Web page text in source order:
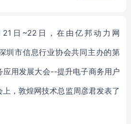
日~22日，在由亿邦动力网
圳市信息行业协会共同主办的第
应用发展大会--提升电子商务用户
上，敦煌网技术总监周彦君发表了